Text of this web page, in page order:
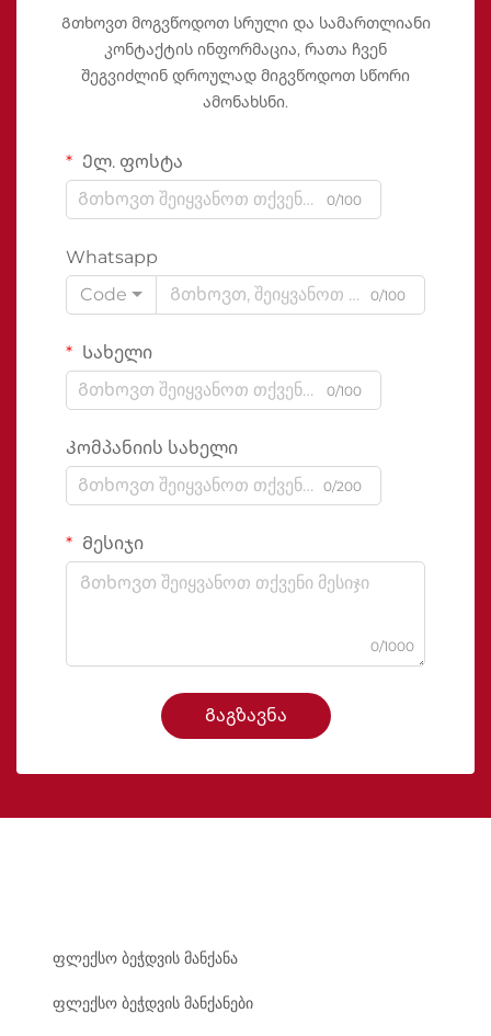
Გთხოვთ მოგვწოდოთ სრული და სამართლიანი
კონტაქტის ინფორმაცია, რათა ჩვენ
შეგვიძლინ დროულად მიგვწოდოთ სწორი
ამონახსნი.
Ელ. ფოსტა
0/100
Whatsapp
Code
0/100
Სახელი
0/100
Კომპანიის სახელი
0/200
Მესიჯი
0/1000
Გაგზავნა
ფლექსო ბეჭდვის მანქანა
ფლექსო ბეჭდვის მანქანები